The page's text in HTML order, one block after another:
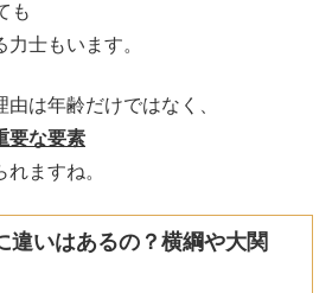
も
士もいます。
は年齢だけではなく、
要な要素
ますね。
違いはあるの？横綱や大関